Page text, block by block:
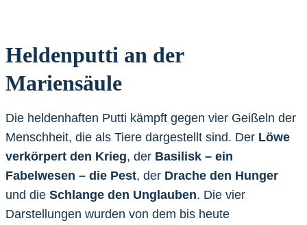
Heldenputti an der
Mariensäule
Die heldenhaften Putti kämpft gegen vier Geißeln der
Menschheit, die als Tiere dargestellt sind. Der Löwe
verkörpert den Krieg, der Basilisk – ein
Fabelwesen – die Pest, der Drache den Hunger
und die Schlange den Unglauben. Die vier
Darstellungen wurden von dem bis heute